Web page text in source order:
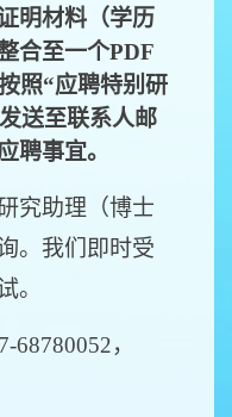
明材料（学历
合至一个PDF
照“应聘特别研
送至联系人邮
聘事宜。
助理（博士
。我们即时受
。
，